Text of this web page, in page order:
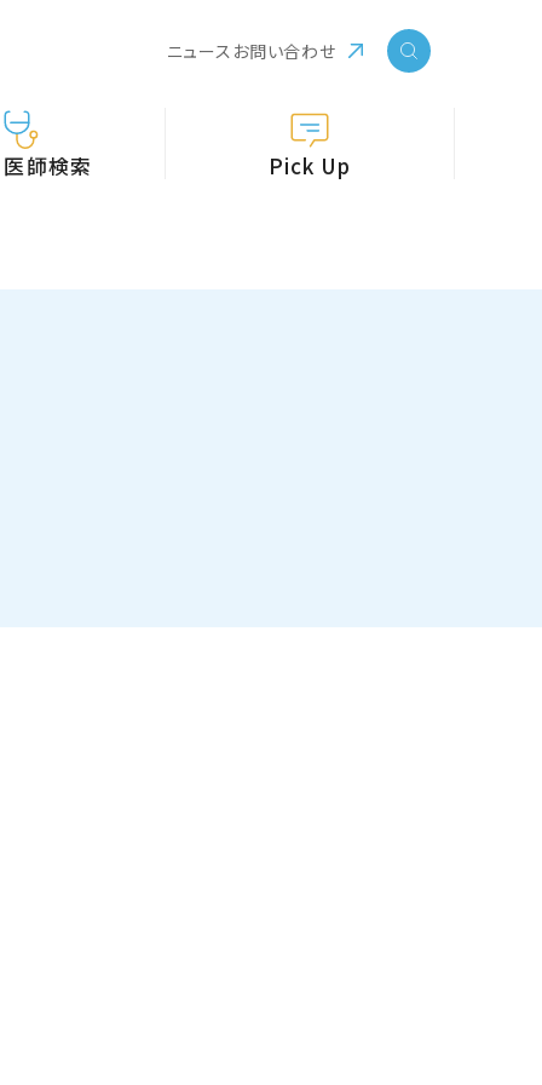
ニュース お問い合わせ
医師検索 Pick Up